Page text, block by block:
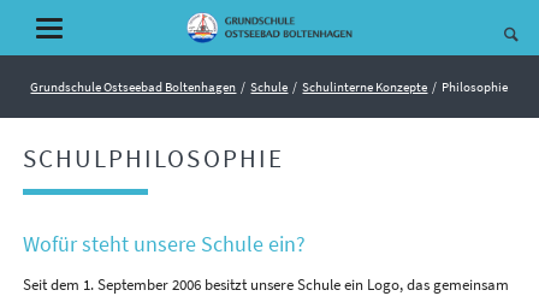
Grundschule Ostseebad Boltenhagen Schule Schulinterne Konzepte Philosophie
SCHULPHILOSOPHIE
Wofür steht unsere Schule ein?
Seit dem 1. September 2006 besitzt unsere Schule ein Logo, das gemeinsam